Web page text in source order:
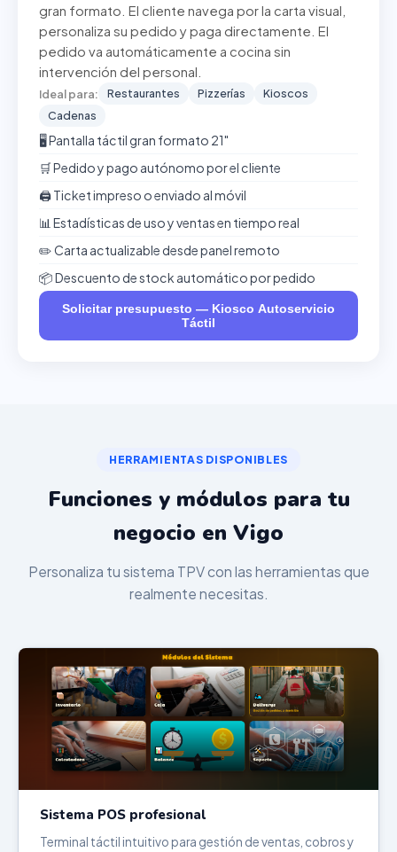
gran formato. El cliente navega por la carta visual,
personaliza su pedido y paga directamente. El
pedido va automáticamente a cocina sin
intervención del personal.
Ideal para: Restaurantes Pizzerías
Kioscos
Cadenas
🖥️ Pantalla táctil gran formato 21"
🛒 Pedido y pago autónomo por el cliente
🖨️ Ticket impreso o enviado al móvil
📊 Estadísticas de uso y ventas en tiempo real
✏️ Carta actualizable desde panel remoto
📦 Descuento de stock automático por pedido
Solicitar presupuesto — Kiosco Autoservicio
Táctil
HERRAMIENTAS DISPONIBLES
Funciones y módulos para tu
negocio en Vigo
Personaliza tu sistema TPV con las herramientas que
realmente necesitas.
Sistema POS profesional
Terminal táctil intuitivo para gestión de ventas, cobros y